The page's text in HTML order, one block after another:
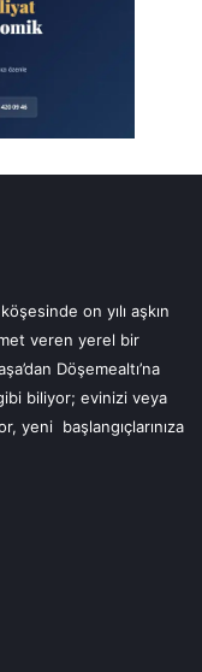
on yılı aşkın
veren yerel bir
Döşemealtı’na
biliyor; evinizi veya
yeni başlangıçlarınıza